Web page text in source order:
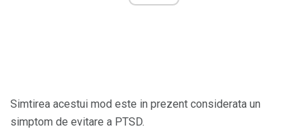
Simtirea acestui mod este in prezent considerata un
simptom de evitare a PTSD.